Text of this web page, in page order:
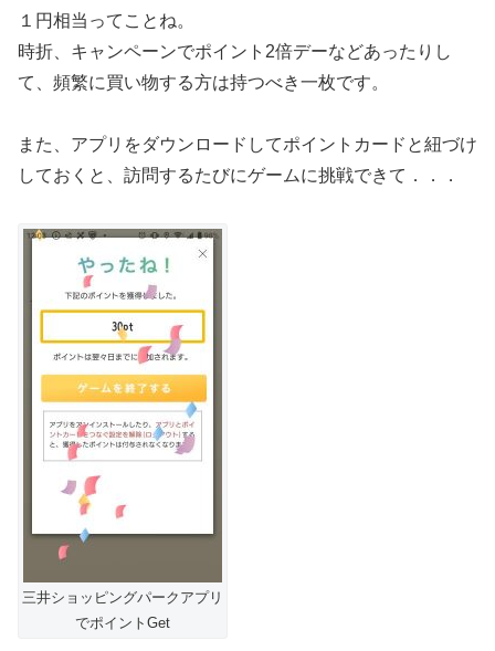
１円相当ってことね。
時折、キャンペーンでポイント2倍デーなどあったりし
て、頻繁に買い物する方は持つべき一枚です。
また、アプリをダウンロードしてポイントカードと紐づけ
しておくと、訪問するたびにゲームに挑戦できて．．．
三井ショッピングパークアプリ
でポイントGet